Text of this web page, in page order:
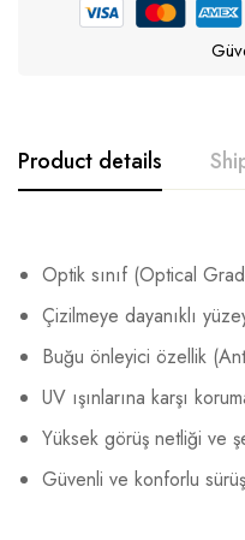
Product details
Optik sınıf (Optical
Çizilmeye dayanıklı
Buğu önleyici özellik
UV ışınlarına karşı
Yüksek görüş netliği ve
Güvenli ve konforlu